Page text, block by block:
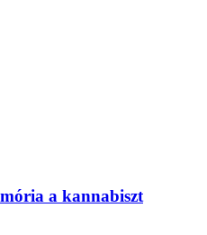
a kannabiszt